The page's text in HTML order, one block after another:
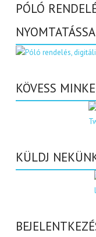
PÓLÓ
KÖVESS
KÜLDJ